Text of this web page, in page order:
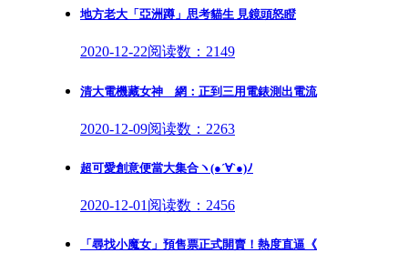
地方老大「亞洲蹲」思考貓生 見鏡頭怒瞪
2020-12-22阅读数：2149
清大電機藏女神 網：正到三用電錶測出電流
2020-12-09阅读数：2263
超可愛創意便當大集合ヽ(●´∀`●)ﾉ
2020-12-01 阅读数：2456
「尋找小魔女」預售票正式開賣！熱度直逼《